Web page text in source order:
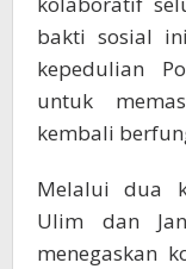
bakti sosial
kepedulian
untuk
kembali
Melalui dua
Ulim dan
menegaskan